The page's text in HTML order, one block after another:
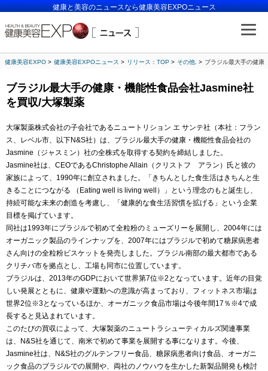
健康と美容のニュースなら健康美容EXPOニュース
健康美容EXPO 健康美容EXPOニュース リリース：TOP その他. ブラジル最大手の健康
ブラジル最大手の健康・機能性食品会社Jasmine社
を買収/大塚製薬
大塚製薬株式会社の子会社であるニュートリション エ サンテ社（本社：フラン
ス、レベル市、以下N&S社）は、ブラジル最大手の健康・機能性食品会社の
Jasmine（ジャスミン）社の全株式を取得する契約を締結しました。
Jasmine社は、CEOであるChristophe Allain（クリストフ アラン）氏と彼の
家族によって、1990年に創立されました。「きちんとした食生活はきちんと生
きることにつながる （Eating well is living well）」という理念のもと誕生し、
持続可能な未来の創造を考慮し、「健康的な食生活習慣を拡げる」という企業
目標を掲げています。
同社は1993年にブラジルで初めて全粒粉のミューズリーを展開し、2004年には
オーガニック製品のラインナップを、2007年にはブラジルで初めて糖尿病患者
さん向けの全粒粉ビスケットを発売しました。ブラジル南部の最大都市である
クリチバ市を拠点とし、工場も同市に位置しています。
ブラジルは、2013年のGDPにおいて世界第7位※2となっています。近年の目覚
しい発展とともに、健康や運動への意識が高まっており、フィットネス市場は
世界2位※3となっているほか、オーガニック食品市場は今後年間17％※4で成
長すると見込まれています。
このたびの買収によって、大塚製薬のニュートラシューティカルズ関連事業
は、N&S社を通じて、南米で初めて事業を展開する事になります。今後、
Jasmine社は、N&S社のグルテンフリー食品、糖尿病患者向け食品、オーガニ
ック食品のブラジルでの展開や、両社のノウハウを生かした新製品開発も検討